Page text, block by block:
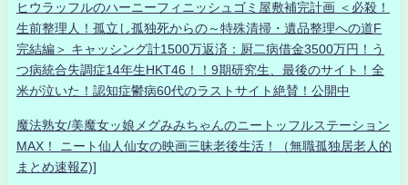
ヒウラッフルのハーニーフィニッシュゴミ屋敷補完計画 ＜必殺！
生前整理人！孤立し孤独死からの～特殊清掃・遺品整理への道F
完結編＞ キャッシング計1500万返済：厨二病借金3500万円！う
つ病統合失調症14年生HKT46！！9期研究生、最後のサイト！全
米が泣いた！認知症鬱病60代のラストサイト絶賛！公開中
魔法熟女/美魔女ッ娘メグみみちゃんのニートッフルステーション
MAX！ ニート仙人仙女の映画三昧老後生活！（無職孤独居老人的
まとめ速報Z)]